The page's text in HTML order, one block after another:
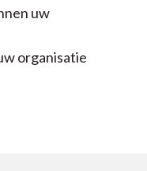
uw
organisatie